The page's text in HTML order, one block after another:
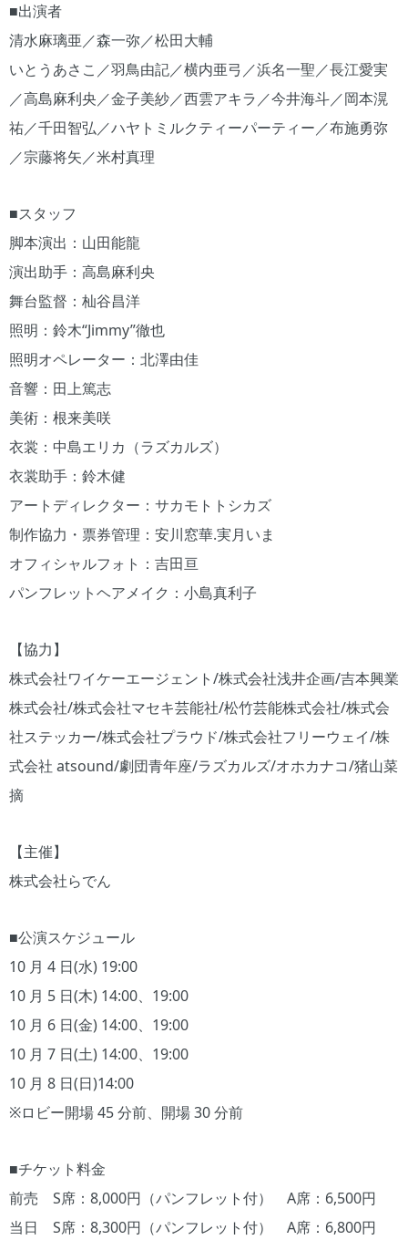
■出演者
清水麻璃亜／森一弥／松田大輔
いとうあさこ／羽鳥由記／横内亜弓／浜名一聖／長江愛実
／高島麻利央／金子美紗／西雲アキラ／今井海斗／岡本滉
祐／千田智弘／ハヤトミルクティーパーティー／布施勇弥
／宗藤将矢／米村真理
■スタッフ
脚本演出：山田能龍
演出助手：高島麻利央
舞台監督：杣谷昌洋
照明：鈴木“Jimmy”徹也
照明オペレーター：北澤由佳
音響：田上篤志
美術：根来美咲
衣裳：中島エリカ（ラズカルズ）
衣裳助手：鈴木健
アートディレクター：サカモトトシカズ
制作協力・票券管理：安川窓華.実月いま
オフィシャルフォト：吉田亘
パンフレットヘアメイク：小島真利子
【協力】
株式会社ワイケーエージェント/株式会社浅井企画/吉本興業
株式会社/株式会社マセキ芸能社/松竹芸能株式会社/株式会
社ステッカー/株式会社プラウド/株式会社フリーウェイ/株
式会社 atsound/劇団青年座/ラズカルズ/オホカナコ/猪山菜
摘
【主催】
株式会社らでん
■公演スケジュール
10 月 4 日(水) 19:00
10 月 5 日(木) 14:00、19:00
10 月 6 日(金) 14:00、19:00
10 月 7 日(土) 14:00、19:00
10 月 8 日(日)14:00
※ロビー開場 45 分前、開場 30 分前
■チケット料金
前売 S席：8,000円（パンフレット付） A席：6,500円
当日 S席：8,300円（パンフレット付） A席：6,800円